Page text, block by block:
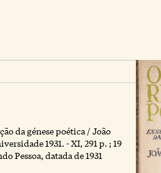
da génese poética / João
1931. - XI, 291 p. ; 19
Pessoa, datada de 1931